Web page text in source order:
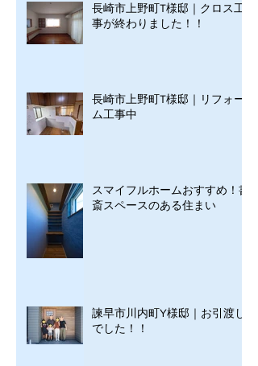
長崎市上野町T様邸｜クロス工
事が終わりました！！
長崎市上野町T様邸｜リフォー
ム工事中
スマイフルホームおすすめ！書
斎スペースのある住まい
諫早市川内町Y様邸｜お引渡し
でした！！